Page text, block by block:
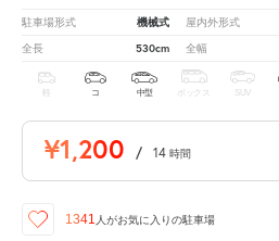
駐車場形式 機械式 屋内外形式
全長 530cm 全幅
軽 コ 中型 ボックス SUV
¥1,200 / 14 時間
1341 人がお気に入りの駐車場